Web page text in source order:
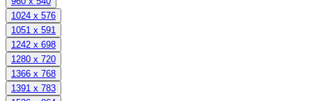
1024 x 576
1051 x 591
1242 x 698
1280 x 720
1366 x 768
1391 x 783